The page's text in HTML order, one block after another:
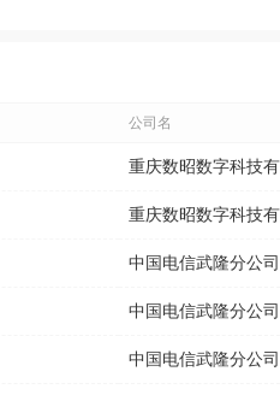
公司名
重庆数昭数字科技
重庆数昭数字科技
中国电信武隆分公司
中国电信武隆分公司
中国电信武隆分公司